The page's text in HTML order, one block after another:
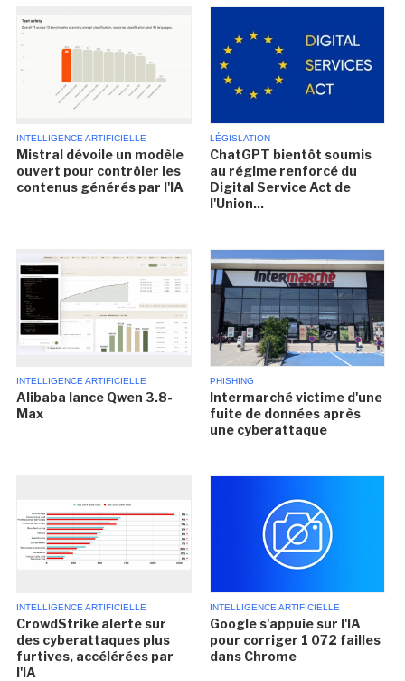
INTELLIGENCE ARTIFICIELLE
Mistral dévoile un modèle
ouvert pour contrôler les
contenus générés par l'IA
LÉGISLATION
ChatGPT bientôt soumis
au régime renforcé du
Digital Service Act de
l'Union...
INTELLIGENCE ARTIFICIELLE
Alibaba lance Qwen 3.8-
Max
PHISHING
Intermarché victime d'une
fuite de données après
une cyberattaque
INTELLIGENCE ARTIFICIELLE
CrowdStrike alerte sur
des cyberattaques plus
furtives, accélérées par
l'IA
INTELLIGENCE ARTIFICIELLE
Google s'appuie sur l'IA
pour corriger 1 072 failles
dans Chrome